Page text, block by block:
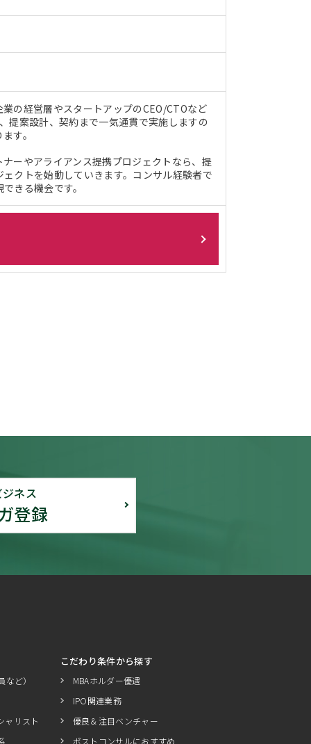
の経営層やスタートアップのCEO/CTOなど
提案設計、契約まで一気通貫で実施しますの
す。
ーやアライアンス提携プロジェクトなら、提
クトを始動していきます。コンサル経験者で
きる機会です。
ネス
登録
ど）
ャリスト
こだわり条件から探す
MBAホルダー優遇
IPO関連業務
優良＆注目ベンチャー
ポストコンサルにおすすめ